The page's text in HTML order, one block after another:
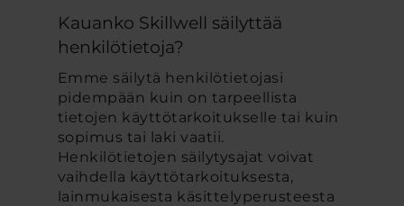
Kauanko Skillwell säilyttää
henkilötietoja?
Emme säilytä henkilötietojasi
pidempään kuin on tarpeellista
tietojen käyttötarkoitukselle tai kuin
sopimus tai laki vaatii.
Henkilötietojen säilytysajat voivat
vaihdella käyttötarkoituksesta,
lainmukaisesta käsittelyperusteesta